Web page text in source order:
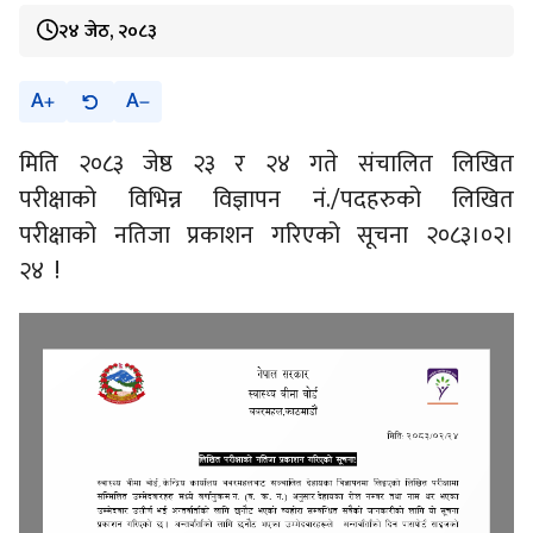
२४ जेठ, २०८३
A A
मिति २०८३ जेष्ठ २३ र २४ गते संचालित लिखित
परीक्षाको विभिन्न विज्ञापन नं./पदहरुको लिखित
परीक्षाको नतिजा प्रकाशन गरिएको सूचना २०८३।०२।
२४ !